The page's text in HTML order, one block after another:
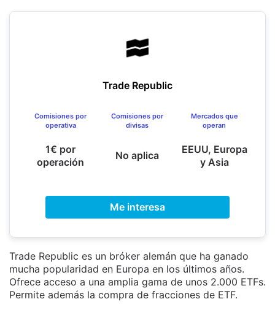
Trade Republic
Comisiones por
operativa
1€ por
operación
Comisiones por
divisas
No aplica
Mercados que
operan
EEUU, Europa
y Asia
Me interesa
Trade Republic es un bróker alemán que ha ganado
mucha popularidad en Europa en los últimos años.
Ofrece acceso a una amplia gama de unos 2.000 ETFs.
Permite además la compra de fracciones de ETF.